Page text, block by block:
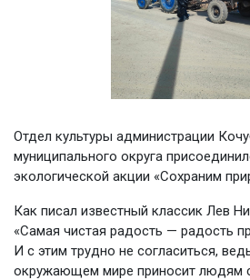
Отдел культуры администрации
муниципального округа
экологической акции «Сохраним
Как писал известный классик Лев
«Самая чистая радость — радость
И с этим трудно не согласиться,
окружающем мире приносит людям